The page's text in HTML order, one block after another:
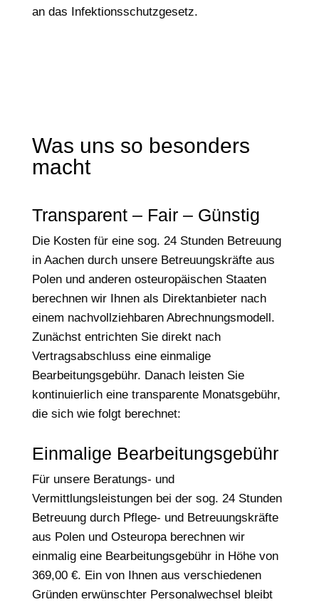
an das Infektionsschutzgesetz.
Was uns so besonders
macht
Transparent – Fair – Günstig
Die Kosten für eine sog. 24 Stunden Betreuung
in Aachen durch unsere Betreuungskräfte aus
Polen und anderen osteuropäischen Staaten
berechnen wir Ihnen als Direktanbieter nach
einem nachvollziehbaren Abrechnungsmodell.
Zunächst entrichten Sie direkt nach
Vertragsabschluss eine einmalige
Bearbeitungsgebühr. Danach leisten Sie
kontinuierlich eine transparente Monatsgebühr,
die sich wie folgt berechnet:
Einmalige Bearbeitungsgebühr
Für unsere Beratungs- und
Vermittlungsleistungen bei der sog. 24 Stunden
Betreuung durch Pflege- und Betreuungskräfte
aus Polen und Osteuropa berechnen wir
einmalig eine Bearbeitungsgebühr in Höhe von
369,00 €. Ein von Ihnen aus verschiedenen
Gründen erwünschter Personalwechsel bleibt